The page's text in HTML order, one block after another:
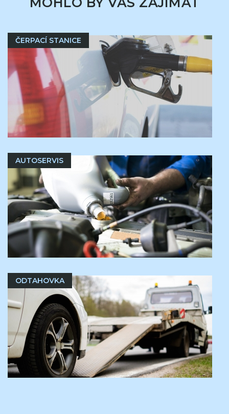
ČERPACÍ STANICE
AUTOSERVIS
ODTAHOVKA